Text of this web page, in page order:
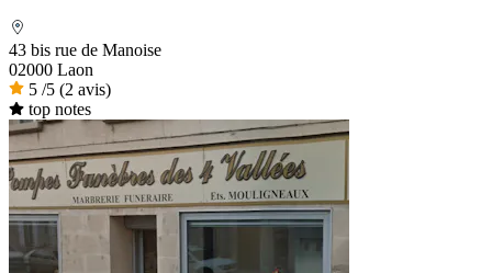
43 bis rue de Manoise
02000 Laon
5 /5 (2 avis)
top notes